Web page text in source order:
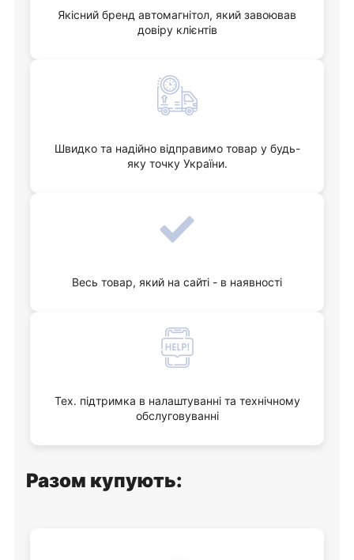
Якісний бренд автомагнітол, який завоював
довіру клієнтів
Швидко та надійно відправимо товар у будь-
яку точку України.
Весь товар, який на сайті - в наявності
Тех. підтримка в налаштуванні та технічному
обслуговуванні
Разом купують: